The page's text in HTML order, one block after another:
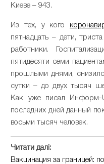
Киеве – 943.
Из тех, у кого
пятнадцать – дети,
работники.
пятидесяти семи
прошлыми днями,
сутки – до двух тысяч
Как уже писал Информ-
последних дней данный
восьми тысяч человек.
Читати далі:
Вакцинация за границей: